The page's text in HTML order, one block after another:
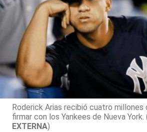
Roderick Arias recibió cuatro millones
firmar con los Yankees de Nueva York.
EXTERNA)